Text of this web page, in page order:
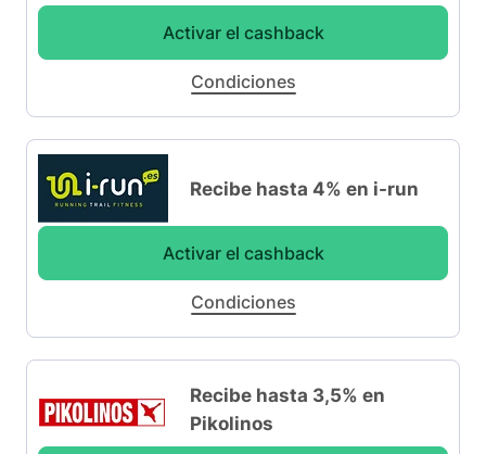
Activar el cashback
Condiciones
Recibe hasta 4% en i-run
Activar el cashback
Condiciones
Recibe hasta 3,5% en
Pikolinos